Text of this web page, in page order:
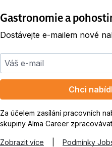
Gastronomie a
Dostávejte e-mailem nové
Váš e-mail
Chci
Za účelem zasílání pracovních
skupiny Alma Career
Zobrazit více Podmínky